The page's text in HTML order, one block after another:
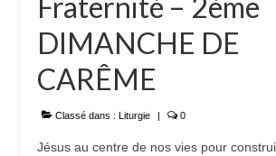
DIMANCHE DE
CARÊME
Classé dans : Liturgie | 0
Jésus au centre de nos vies pour